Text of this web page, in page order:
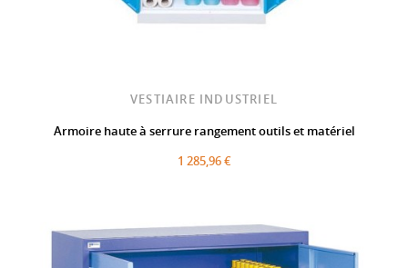
VESTIAIRE INDUSTRIEL
Armoire haute à serrure rangement outils et matériel
1 285,96 €